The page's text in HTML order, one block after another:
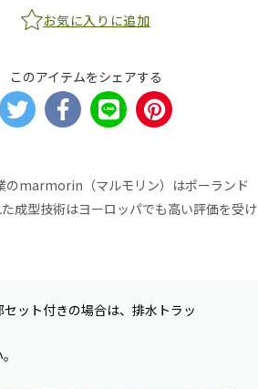
お気に入りに追加
このアイテムをシェアする
のmarmorin（マルモリン）はポーランド
成型技術はヨーロッパでも高い評価を受け
ット付きの場合は、排水トラッ